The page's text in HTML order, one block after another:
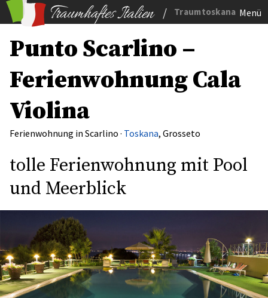
/ Traumtoskana Menü
Punto Scarlino –
Ferienwohnung Cala
Violina
Ferienwohnung in Scarlino · Toskana, Grosseto
tolle Ferienwohnung mit Pool
und Meerblick